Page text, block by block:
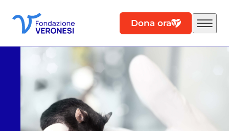
Dona ora